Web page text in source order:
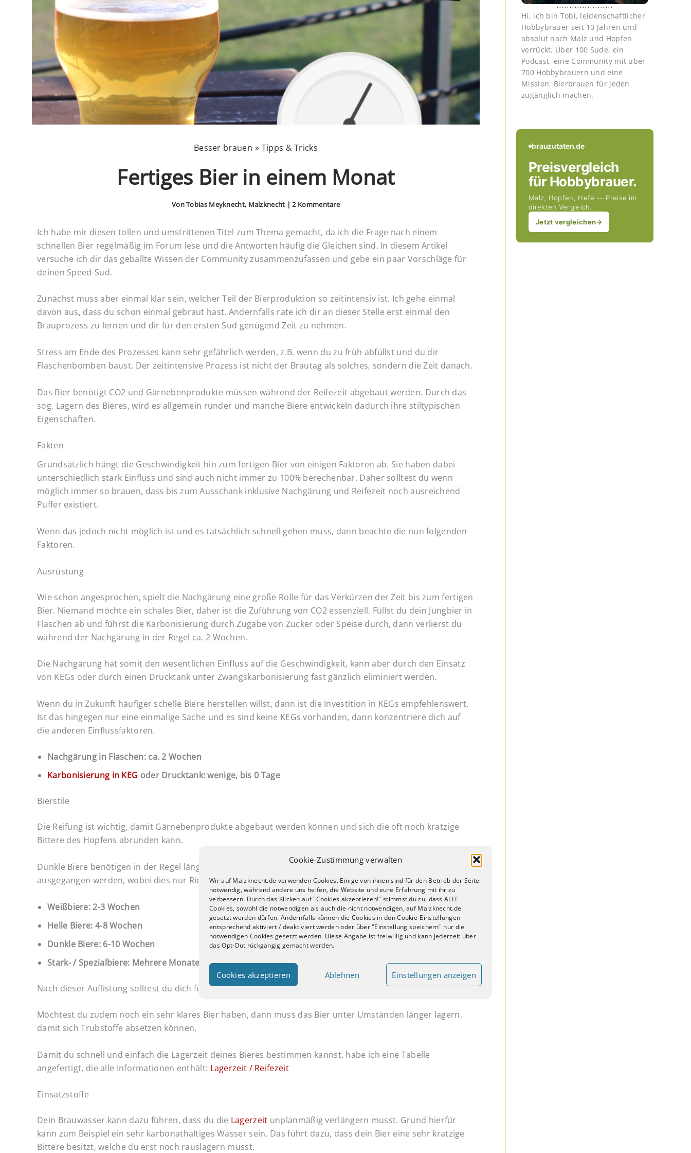
Cookie-Zustimmung verwalten
Wir auf Malzknecht.de verwenden Cookies. Einige von ihnen sind für den Betrieb der Seite
notwendig, während andere uns helfen, die Website und eure Erfahrung mit ihr zu
verbessern. Durch das Klicken auf "Cookies akzeptieren!" stimmst du zu, dass ALLE
Cookies, sowohl die notwendigen als auch die nicht notwendigen, auf Malzknecht.de
gesetzt werden dürfen. Andernfalls können die Cookies in den Cookie-Einstellungen
entsprechend aktiviert / deaktiviert werden oder über "Einstellung speichern" nur die
notwendigen Cookies gesetzt werden. Diese Angabe ist freiwillig und kann jederzeit über
das Opt-Out rückgängig gemacht werden.
Cookies akzeptieren Ablehnen Einstellungen anzeigen
Besser brauen Tipps & Tricks
Fertiges Bier in einem Monat
VonTobias Meyknecht, Malzknecht |2 Kommentare
Ich habe mir diesen tollen und umstrittenen Titel zum Thema gemacht, da ich die Frage nach einem
schnellen Bier regelmäßig im Forum lese und die Antworten häufig die Gleichen sind. In diesem Artikel
versuche ich dir das geballte Wissen der Community zusammenzufassen und gebe ein paar Vorschläge für
deinen Speed-Sud.
Zunächst muss aber einmal klar sein, welcher Teil der Bierproduktion so zeitintensiv ist. Ich gehe einmal
davon aus, dass du schon einmal gebraut hast. Andernfalls rate ich dir an dieser Stelle erst einmal den
Brauprozess zu lernen und dir für den ersten Sud genügend Zeit zu nehmen.
Stress am Ende des Prozesses kann sehr gefährlich werden, z.B. wenn du zu früh abfüllst und du dir
Flaschenbomben baust. Der zeitintensive Prozess ist nicht der Brautag als solches, sondern die Zeit danach.
Das Bier benötigt CO2 und Gärnebenprodukte müssen während der Reifezeit abgebaut werden. Durch das
sog. Lagern des Bieres, wird es allgemein runder und manche Biere entwickeln dadurch ihre stiltypischen
Eigenschaften.
Fakten
Grundsätzlich hängt die Geschwindigkeit hin zum fertigen Bier von einigen Faktoren ab. Sie haben dabei
unterschiedlich stark Einfluss und sind auch nicht immer zu 100% berechenbar. Daher solltest du wenn
möglich immer so brauen, dass bis zum Ausschank inklusive Nachgärung und Reifezeit noch ausreichend
Puffer existiert.
Wenn das jedoch nicht möglich ist und es tatsächlich schnell gehen muss, dann beachte die nun folgenden
Faktoren.
Ausrüstung
Wie schon angesprochen, spielt die Nachgärung eine große Rolle für das Verkürzen der Zeit bis zum fertigen
Bier. Niemand möchte ein schales Bier, daher ist die Zuführung von CO2 essenziell. Füllst du dein Jungbier in
Flaschen ab und führst die Karbonisierung durch Zugabe von Zucker oder Speise durch, dann verlierst du
während der Nachgärung in der Regel ca. 2 Wochen.
Die Nachgärung hat somit den wesentlichen Einfluss auf die Geschwindigkeit, kann aber durch den Einsatz
von KEGs oder durch einen Drucktank unter Zwangskarbonisierung fast gänzlich eliminiert werden.
Wenn du in Zukunft häufiger schelle Biere herstellen willst, dann ist die Investition in KEGs empfehlenswert.
Ist das hingegen nur eine einmalige Sache und es sind keine KEGs vorhanden, dann konzentriere dich auf
die anderen Einflussfaktoren.
Nachgärung in Flaschen: ca. 2 Wochen
Karbonisierung in KEG oder Drucktank: wenige, bis 0 Tage
Bierstile
Die Reifung ist wichtig, damit Gärnebenprodukte abgebaut werden können und sich die oft noch kratzige
Bittere des Hopfens abrunden kann.
Dunkle Biere benötigen in der Regel längere Zeit für die Reifung. Allgemein kann von folgenden Reifezeiten
ausgegangen werden, wobei dies nur Richtwerte sind. [1]
Weißbiere: 2-3 Wochen
Helle Biere: 4-8 Wochen
Dunkle Biere: 6-10 Wochen
Stark- / Spezialbiere: Mehrere Monate
Nach dieser Auflistung solltest du dich für dein Vorhaben nur auf Weißbiere und helle Biere konzentrieren.
Möchtest du zudem noch ein sehr klares Bier haben, dann muss das Bier unter Umständen länger lagern,
damit sich Trubstoffe absetzen können.
Damit du schnell und einfach die Lagerzeit deines Bieres bestimmen kannst, habe ich eine Tabelle
angefertigt, die alle Informationen enthält: Lagerzeit / Reifezeit
Einsatzstoffe
Dein Brauwasser kann dazu führen, dass du die Lagerzeit unplanmäßig verlängern musst. Grund hierfür
kann zum Beispiel ein sehr karbonathaltiges Wasser sein. Das führt dazu, dass dein Bier eine sehr kratzige
Bittere besitzt, welche du erst noch rauslagern musst.
Hi, ich bin Tobi, leidenschaftlicher
Hobbybrauer seit 10 Jahren und
absolut nach Malz und Hopfen
verrückt. Über 100 Sude, ein
Podcast, eine Community mit über
700 Hobbybrauern und eine
Mission: Bierbrauen für jeden
zugänglich machen.
brauzutaten.de
Preisvergleich
für Hobbybrauer.
Malz, Hopfen, Hefe — Preise im
direkten Vergleich.
Jetzt vergleichen→